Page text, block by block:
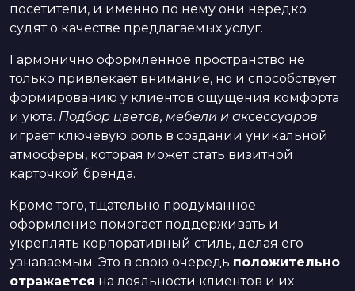
посетители, и именно по нему они нередко
судят о качестве предлагаемых услуг.
Гармонично оформленное пространство не
только привлекает внимание, но и способствует
формированию у клиентов ощущения комфорта
и уюта. Подбор цветов, мебели и аксессуаров
играет ключевую роль в создании уникальной
атмосферы, которая может стать визитной
карточкой бренда.
Кроме того, тщательно продуманное
оформление помогает поддерживать и
укреплять корпоративный стиль, делая его
узнаваемым. Это в свою очередь положительно
отражается на лояльности клиентов и их